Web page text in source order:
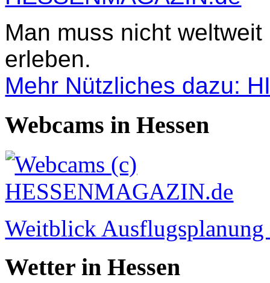
Man muss nicht
erleben.
Mehr Nützliches dazu:
Webcams in Hessen
Weitblick
Wetter in Hessen